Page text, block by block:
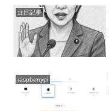
注目記事
raspberrypi